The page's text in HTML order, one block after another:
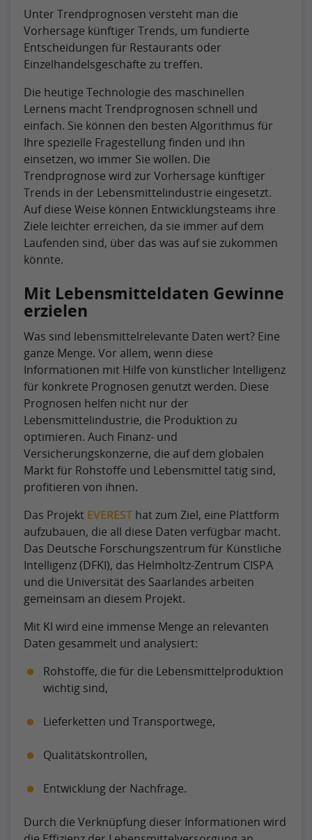
Unter Trendprognosen versteht man die
Vorhersage künftiger Trends, um fundierte
Entscheidungen für Restaurants oder
Einzelhandelsgeschäfte zu treffen.
Die heutige Technologie des maschinellen
Lernens macht Trendprognosen schnell und
einfach. Sie können den besten Algorithmus für
Ihre spezielle Fragestellung finden und ihn
einsetzen, wo immer Sie wollen. Die
Trendprognose wird zur Vorhersage künftiger
Trends in der Lebensmittelindustrie eingesetzt.
Auf diese Weise können Entwicklungsteams ihre
Ziele leichter erreichen, da sie immer auf dem
Laufenden sind, über das was auf sie zukommen
könnte.
Mit Lebensmitteldaten Gewinne
erzielen
Was sind lebensmittelrelevante Daten wert? Eine
ganze Menge. Vor allem, wenn diese
Informationen mit Hilfe von künstlicher Intelligenz
für konkrete Prognosen genutzt werden. Diese
Prognosen helfen nicht nur der
Lebensmittelindustrie, die Produktion zu
optimieren. Auch Finanz- und
Versicherungskonzerne, die auf dem globalen
Markt für Rohstoffe und Lebensmittel tätig sind,
profitieren von ihnen.
Das Projekt EVEREST hat zum Ziel, eine Plattform
aufzubauen, die all diese Daten verfügbar macht.
Das Deutsche Forschungszentrum für Künstliche
Intelligenz (DFKI), das Helmholtz-Zentrum CISPA
und die Universität des Saarlandes arbeiten
gemeinsam an diesem Projekt.
Mit KI wird eine immense Menge an relevanten
Daten gesammelt und analysiert:
Rohstoffe, die für die Lebensmittelproduktion
wichtig sind,
Lieferketten und Transportwege,
Qualitätskontrollen,
Entwicklung der Nachfrage.
Durch die Verknüpfung dieser Informationen wird